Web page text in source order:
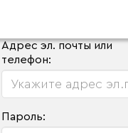
Адрес эл. почты или
телефон:
Пароль: